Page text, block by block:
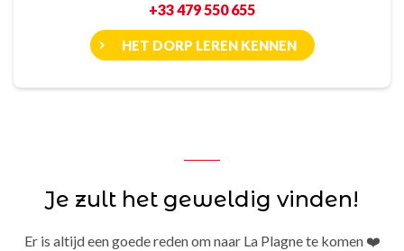
+33 479 550 655
HET DORP LEREN KENNEN
Je zult het geweldig vinden!
Er is altijd een goede reden om naar La Plagne te komen ❤️